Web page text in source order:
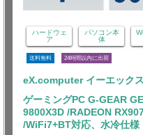
ハードウェ
ア
パソコン本
体
送料無料 24時間以内に出荷
eX.computer イーエック
ゲーミングPC G-GEAR
9800X3D /RADEON
/WiFi7+BT対応、水冷仕様